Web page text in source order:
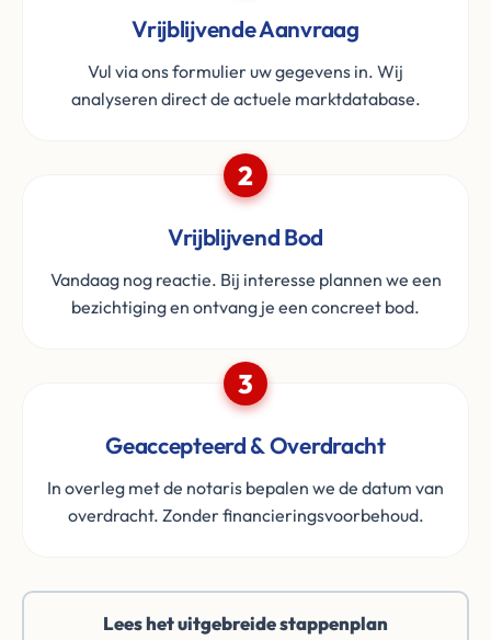
Vrijblijvende Aanvraag
Vul via ons formulier uw gegevens in. Wij
analyseren direct de actuele marktdatabase.
2
Vrijblijvend Bod
Vandaag nog reactie. Bij interesse plannen we een
bezichtiging en ontvang je een concreet bod.
3
Geaccepteerd & Overdracht
In overleg met de notaris bepalen we de datum van
overdracht. Zonder financieringsvoorbehoud.
Lees het uitgebreide stappenplan